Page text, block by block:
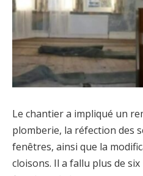
Le chantier a impliqué un
plomberie, la réfection des
fenêtres, ainsi que la
cloisons. Il a fallu plus de